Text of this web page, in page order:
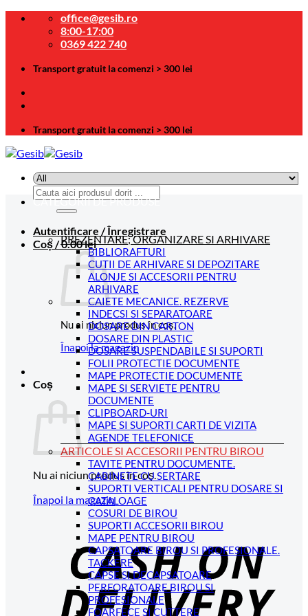
Skip
office@gesib.ro
8:00-17:00
0369 422 740
Transport gratuit la comenzi > 300 lei
Transport gratuit la comenzi > 300 lei
Caută
după:
Autentificare / Înregistrare
Coș /0.00lei
Nu ai niciun produs în coș.
Înapoi la magazin
Coș
Nu ai niciun produs în coș.
Înapoi la magazin
CATEGORII DE PRODUSE
PREZENTARE; ORGANIZARE SI ARHIVARE
BIBLIORAFTURI
CUTII DE ARHIVARE SI DEPOZITARE
ALONJE SI ACCESORII PENTRU
ARHIVARE
CAIETE MECANICE. REZERVE
INDECSI SI SEPARATOARE
DOSARE DIN CARTON
DOSARE DIN PLASTIC
DOSARE SUSPENDABILE SI SUPORTI
FOLII PROTECTIE DOCUMENTE
MAPE PROTECTIE DOCUMENTE
MAPE SI SERVIETE PENTRU
DOCUMENTE
CLIPBOARD-URI
MAPE SI SUPORTI CARTI DE VIZITA
AGENDE TELEFONICE
ARTICOLE SI ACCESORII PENTRU BIROU
TAVITE PENTRU DOCUMENTE.
CABINETE CU SERTARE
SUPORTI VERTICALI PENTRU DOSARE SI
CATALOAGE
COSURI DE BIROU
SUPORTI ACCESORII BIROU
MAPE PENTRU BIROU
CAPSATOARE BIROU SI PROFESIONALE.
TACKERE
CAPSE SI DECAPSATOARE
PERFORATOARE BIROU SI
PROFESIONALE
FOARFECE SI CUTTERE